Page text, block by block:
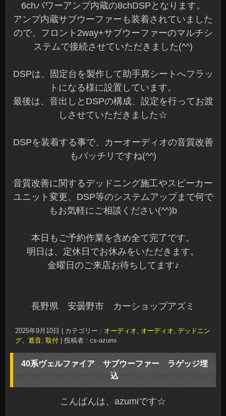
6chパワーアンプ内蔵の8chDSPとなります。
アンプ内蔵サブウーファーも装着されていました
ので、フロント2way+サブウーファーのマルチシ
ステムで接続させていただきました(^^)
DSPは、固定台を製作して助手席シートへフラッ
トになる様に設置しています。
最後は、音出しとDSPの構成、設定を行ってお渡
しさせていただきました☆
DSPを装着する事で、カーオーディオの音質改善
もバッチリですね(^^)
音質改善に関するデッドニング施工やスピーカー
ユニット変更、DSP等のシステムアップまで何で
もお気軽にご相談ください(^^)b
本日もご予約作業を含め全て完了です。
明日は、定休日でお休みをいただきます。
金曜日のご来店お待ちしてます♪
長野県 安曇野市 カーショップアズミ
2025年9月10日 カテゴリー : オーディオ, オーディオ, デッドニン
グ、遮音, 取付 投稿者 : cs-azumi
40系ヴェルファイア サブウーファー ラゲッジ埋
込
こんばんは、azumiです☆